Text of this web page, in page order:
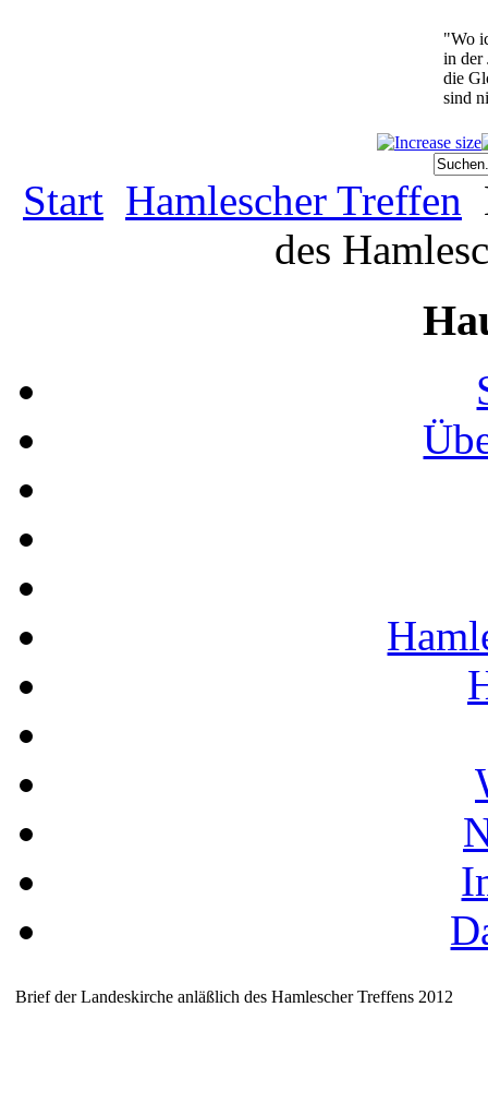
"Wo
in der
die
sind
Start Hamlescher Treffen
des
Brief der Landeskirche anläßlich des Hamlescher Treffens 2012